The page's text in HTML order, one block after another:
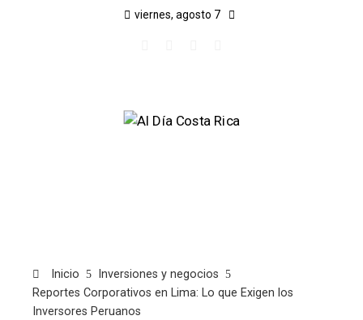
viernes, agosto 7
Inicio
Inversiones y negocios
Reportes Corporativos en Lima: Lo que Exigen los
Inversores Peruanos